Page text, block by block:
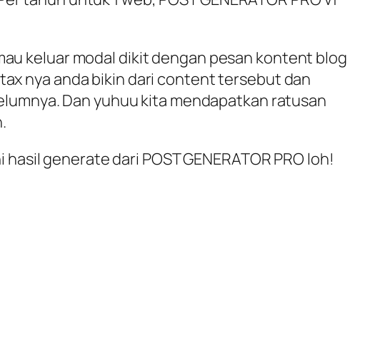
keluar modal dikit dengan pesan kontent blog
nya anda bikin dari content tersebut dan
Dan yuhuu kita mendapatkan ratusan
generate dari POST GENERATOR PRO loh!